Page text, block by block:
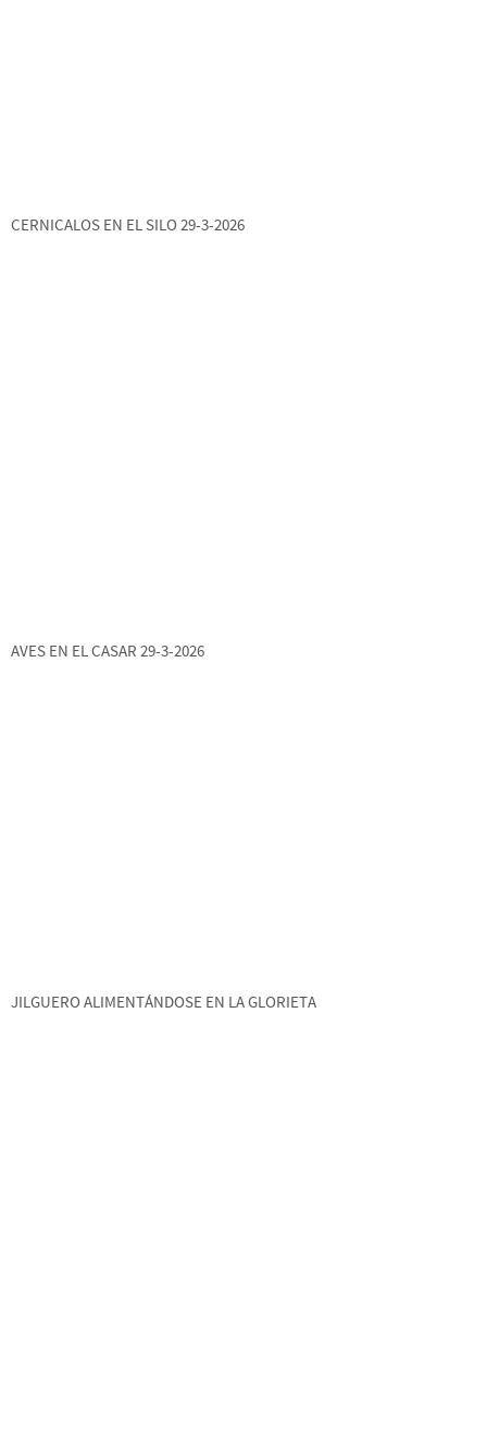
CERNICALOS EN EL SILO 29-3-2026
AVES EN EL CASAR 29-3-2026
JILGUERO ALIMENTÁNDOSE EN LA GLORIETA